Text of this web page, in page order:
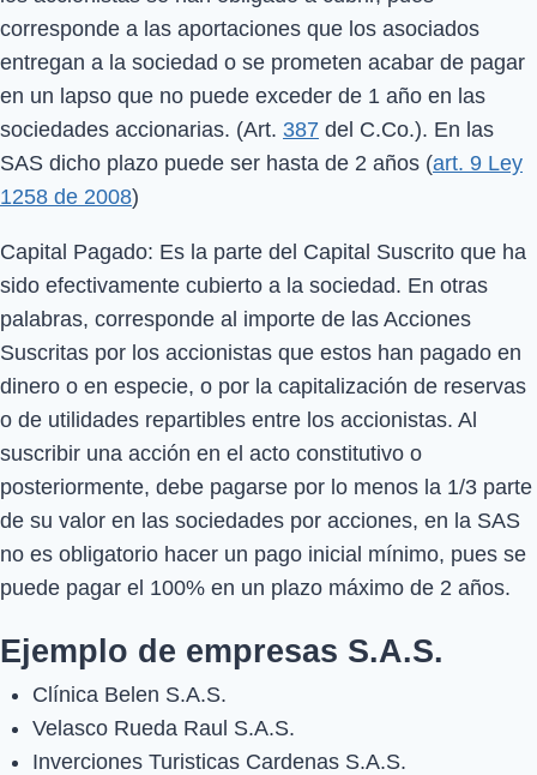
corresponde a las aportaciones que los asociados
entregan a la sociedad o se prometen acabar de pagar
en un lapso que no puede exceder de 1 año en las
sociedades accionarias. (Art. 387 del C.Co.). En las
SAS dicho plazo puede ser hasta de 2 años (art. 9 Ley
1258 de 2008)
Capital Pagado: Es la parte del Capital Suscrito que ha
sido efectivamente cubierto a la sociedad. En otras
palabras, corresponde al importe de las Acciones
Suscritas por los accionistas que estos han pagado en
dinero o en especie, o por la capitalización de reservas
o de utilidades repartibles entre los accionistas. Al
suscribir una acción en el acto constitutivo o
posteriormente, debe pagarse por lo menos la 1/3 parte
de su valor en las sociedades por acciones, en la SAS
no es obligatorio hacer un pago inicial mínimo, pues se
puede pagar el 100% en un plazo máximo de 2 años.
Ejemplo de empresas S.A.S.
Clínica Belen S.A.S.
Velasco Rueda Raul S.A.S.
Inverciones Turisticas Cardenas S.A.S.